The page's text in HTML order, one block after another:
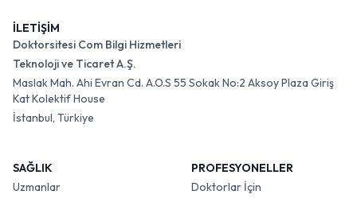
İLETİŞİM
Doktorsitesi Com Bilgi Hizmetleri
Teknoloji ve Ticaret A.Ş.
Maslak Mah. Ahi Evran Cd. A.O.S 55 Sokak No:2 Aksoy Plaza Giriş
Kat Kolektif House
İstanbul, Türkiye
SAĞLIK
Uzmanlar
PROFESYONELLER
Doktorlar İçin